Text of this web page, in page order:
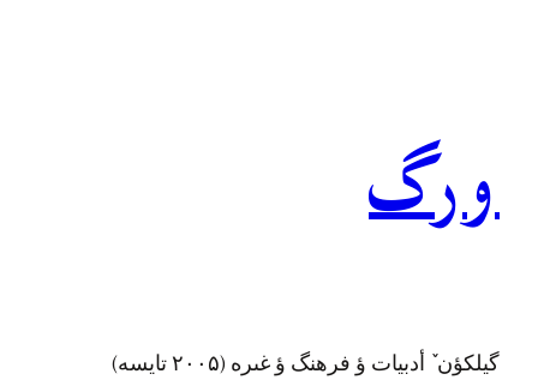
ورگ
گيلکؤن ٚ أدبیات ؤ فرهنگ ؤ غىره (۲۰۰۵ تايسه)